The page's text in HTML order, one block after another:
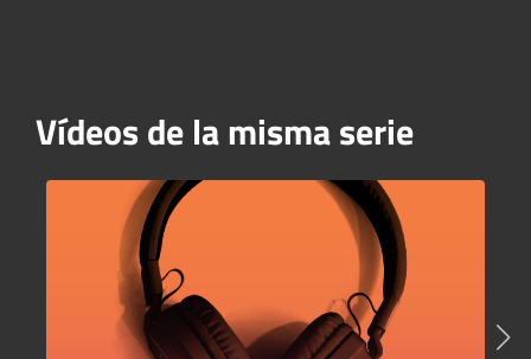
Vídeos de la misma serie